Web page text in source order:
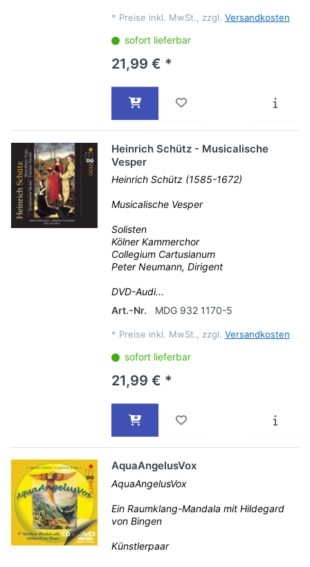
* Preise inkl. MwSt., zzgl. Versandkosten
sofort lieferbar
21,99 € *
Heinrich Schütz - Musicalische
Vesper
Heinrich Schütz (1585-1672)
Musicalische Vesper
Solisten
Kölner Kammerchor
Collegium Cartusianum
Peter Neumann, Dirigent
DVD-Audi...
Art.-Nr.
MDG 932 1170-5
* Preise inkl. MwSt., zzgl. Versandkosten
sofort lieferbar
21,99 € *
AquaAngelusVox
AquaAngelusVox
Ein Raumklang-Mandala mit Hildegard
von Bingen
Künstlerpaar